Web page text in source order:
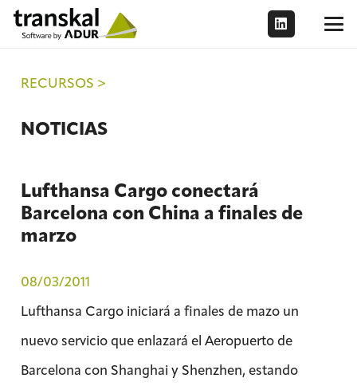
RECURSOS >
NOTICIAS
Lufthansa Cargo conectará
Barcelona con China a finales de
marzo
08/03/2011
Lufthansa Cargo iniciará a finales de mazo un
nuevo servicio que enlazará el Aeropuerto de
Barcelona con Shanghai y Shenzhen, estando